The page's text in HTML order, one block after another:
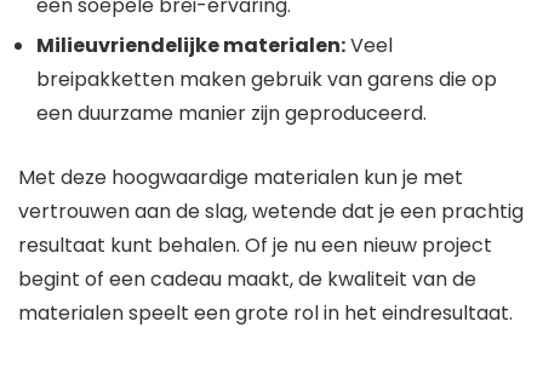
een soepele brei-ervaring.
Milieuvriendelijke materialen:Veel
breipakketten maken gebruik van garens die op
een duurzame manier zijn geproduceerd.
Met deze hoogwaardige materialen kun je met
vertrouwen aan de slag, wetende dat je een prachtig
resultaat kunt behalen. Of je nu een nieuw project
begint of een cadeau maakt, de kwaliteit van de
materialen speelt een grote rol in het eindresultaat.